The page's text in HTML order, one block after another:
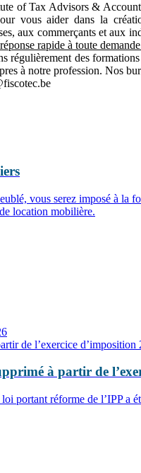
of Tax Advisors &
vous aider dans la
aux commerçants et aux
rapide à toute
des
à notre profession. Nos
vous serez imposé à
location mobilière.
à partir de
portant réforme de l’IPP